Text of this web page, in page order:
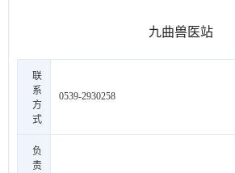
九曲兽医站
联
系
方
式
0539-2930258
负
责